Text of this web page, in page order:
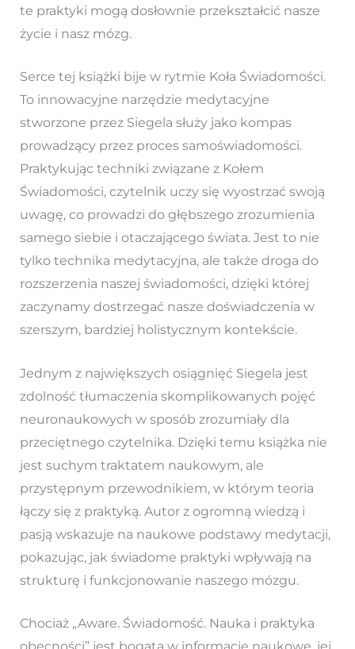
te praktyki mogą dosłownie przekształcić nasze
życie i nasz mózg.
Serce tej książki bije w rytmie Koła Świadomości.
To innowacyjne narzędzie medytacyjne
stworzone przez Siegela służy jako kompas
prowadzący przez proces samoświadomości.
Praktykując techniki związane z Kołem
Świadomości, czytelnik uczy się wyostrzać swoją
uwagę, co prowadzi do głębszego zrozumienia
samego siebie i otaczającego świata. Jest to nie
tylko technika medytacyjna, ale także droga do
rozszerzenia naszej świadomości, dzięki której
zaczynamy dostrzegać nasze doświadczenia w
szerszym, bardziej holistycznym kontekście.
Jednym z największych osiągnięć Siegela jest
zdolność tłumaczenia skomplikowanych pojęć
neuronaukowych w sposób zrozumiały dla
przeciętnego czytelnika. Dzięki temu książka nie
jest suchym traktatem naukowym, ale
przystępnym przewodnikiem, w którym teoria
łączy się z praktyką. Autor z ogromną wiedzą i
pasją wskazuje na naukowe podstawy medytacji,
pokazując, jak świadome praktyki wpływają na
strukturę i funkcjonowanie naszego mózgu.
Chociaż „Aware. Świadomość. Nauka i praktyka